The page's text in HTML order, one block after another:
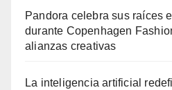
Pandora celebra sus raíces
durante Copenhagen
alianzas creativas
La inteligencia artificial